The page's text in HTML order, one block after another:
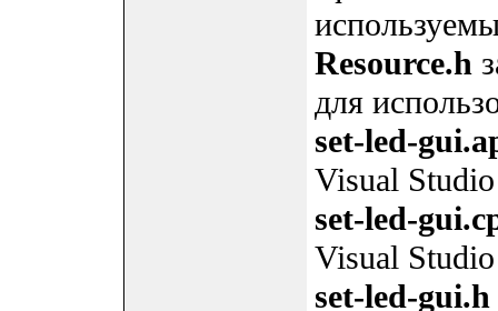
Resource.h
для
set-led-
Visual Studio
set-led-
Visual Studio
set-led-gui.h